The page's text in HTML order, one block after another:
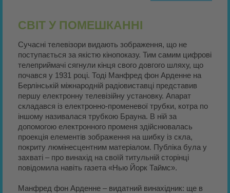
СВІТ У ПОМЕШКАННІ
Сучасні телевізори видають зображення, що не
поступається за якістю кінопоказу. Тим самим цифрові
телеприймачі сягнули кінця свого довгого шляху, що
почався у 1931 році. Тоді Манфред фон Арденне на
Берлінській міжнародній радіовиставці представив
першу електронну телевізійну установку. Апарат
складався із електронно-променевої трубки, котра по
іншому називалася трубкою Брауна. В ній за
допомогою електронного променя здійснювалась
проекція елементів зображення на шибку із скла,
покриту люмінесцентним матеріалом. Публіка була у
захваті – про винахід на своїй титульній сторінці
повідомила навіть газета «Нью Йорк Таймс».
Манфред фон Арденне – видатний винахідник: ще в